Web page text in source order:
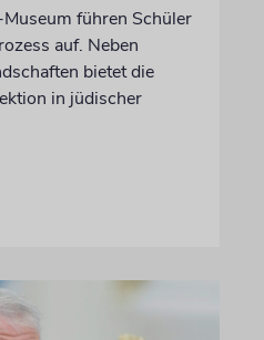
führen Schüler
auf. Neben
bietet die
in jüdischer